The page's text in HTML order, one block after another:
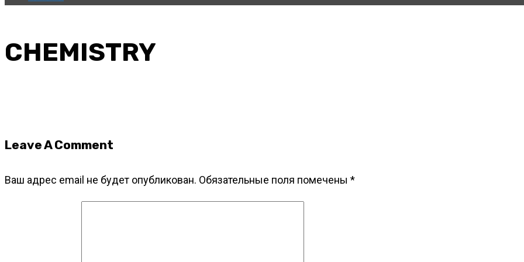
CHEMISTRY
Leave A Comment
Ваш адрес email не будет опубликован. Обязательные поля помечены *